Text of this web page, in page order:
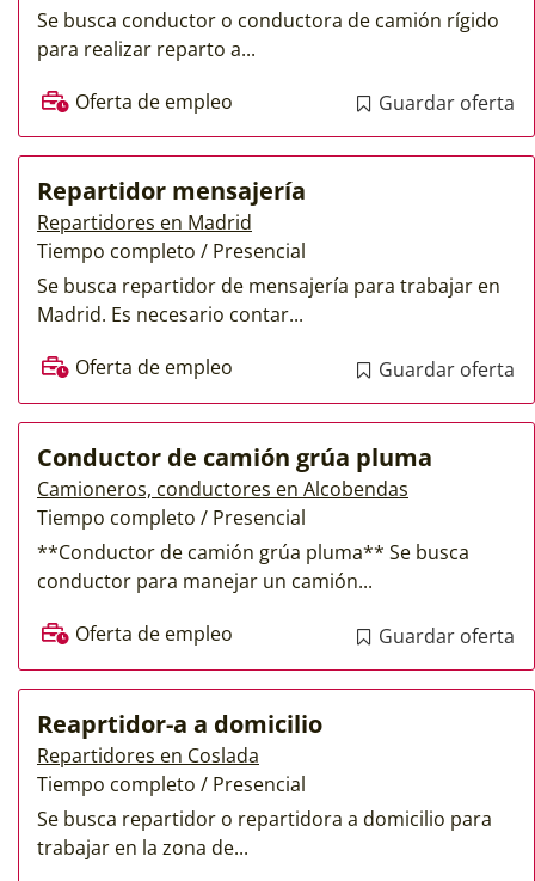
Se busca conductor o conductora de camión rígido
para realizar reparto a...
Oferta de empleo
Guardar oferta
Repartidor mensajería
Repartidores en Madrid
Tiempo completo / Presencial
Se busca repartidor de mensajería para trabajar en
Madrid. Es necesario contar...
Oferta de empleo
Guardar oferta
Conductor de camión grúa pluma
Camioneros, conductores en Alcobendas
Tiempo completo / Presencial
**Conductor de camión grúa pluma** Se busca
conductor para manejar un camión...
Oferta de empleo
Guardar oferta
Reaprtidor-a a domicilio
Repartidores en Coslada
Tiempo completo / Presencial
Se busca repartidor o repartidora a domicilio para
trabajar en la zona de...